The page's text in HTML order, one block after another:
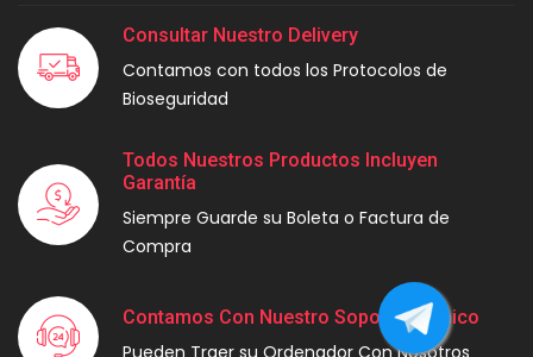
Consultar Nuestro Delivery
Contamos con todos los Protocolos de
Bioseguridad
Todos Nuestros Productos Incluyen
Garantía
Siempre Guarde su Boleta o Factura de
Compra
Contamos Con Nuestro Soporte Técnico
Pueden Traer su Ordenador Con Nosotros